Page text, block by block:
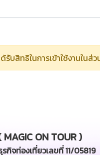
บสิทธิในการเข้าใช้งานในส่
ON TOUR )
กิจท่องเที่ยวเลขที่ 11/05819